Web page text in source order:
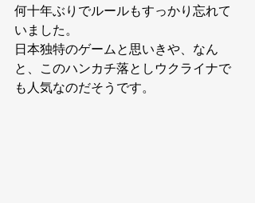
何十年ぶりでルールもすっかり忘れて
いました。
日本独特のゲームと思いきや、なん
と、このハンカチ落としウクライナで
も人気なのだそうです。